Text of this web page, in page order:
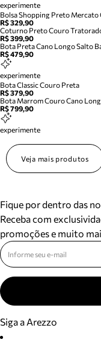
experimente
Bolsa Shopping Preto Mercato
R$ 329,90
Coturno Preto Couro
R$ 399,90
Bota Preta Cano Longo Salto
R$ 479,90
experimente
Bota Classic Couro Preta
R$ 379,90
Bota Marrom Couro Cano
R$ 799,90
experimente
Veja mais produtos
Fique por dentro das
Receba com
promoções e muito
Siga a Arezzo